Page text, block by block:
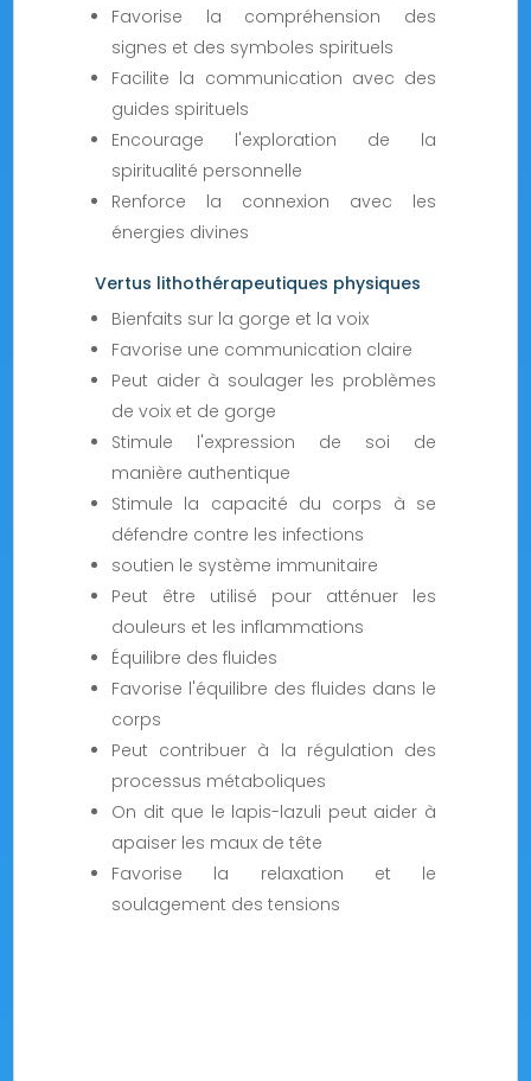
Favorise la compréhension des
signes et des symboles spirituels
Facilite la communication avec des
guides spirituels
Encourage l'exploration de la
spiritualité personnelle
Renforce la connexion avec les
énergies divines
Vertus lithothérapeutiques physiques
Bienfaits sur la gorge et la voix
Favorise une communication claire
Peut aider à soulager les problèmes
de voix et de gorge
Stimule l'expression de soi de
manière authentique
Stimule la capacité du corps à se
défendre contre les infections
soutien le système immunitaire
Peut être utilisé pour atténuer les
douleurs et les inflammations
Équilibre des fluides
Favorise l'équilibre des fluides dans le
corps
Peut contribuer à la régulation des
processus métaboliques
On dit que le lapis-lazuli peut aider à
apaiser les maux de tête
Favorise la relaxation et le
soulagement des tensions